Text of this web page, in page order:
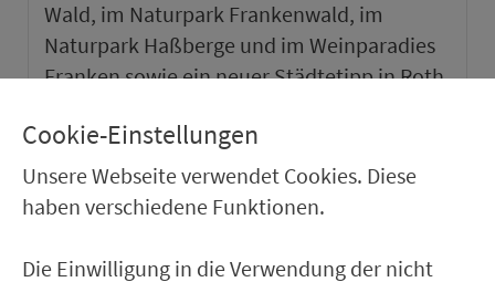
Wald, im Naturpark Frankenwald, im
Naturpark Haßberge und im Weinparadies
Franken sowie ein neuer Städtetipp in Roth.
Cookie-Einstellungen
Unsere Webseite verwendet Cookies. Diese
haben verschiedene Funktionen.
Die Einwilligung in die Verwendung der nicht